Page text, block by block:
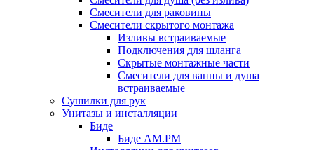
Смесители для раковины
Смесители скрытого монтажа
Изливы встраиваемые
Подключения для шланга
Скрытые монтажные части
Смесители для ванны и душа
встраиваемые
Сушилки для рук
Унитазы и инсталляции
Биде
Биде AM.PM